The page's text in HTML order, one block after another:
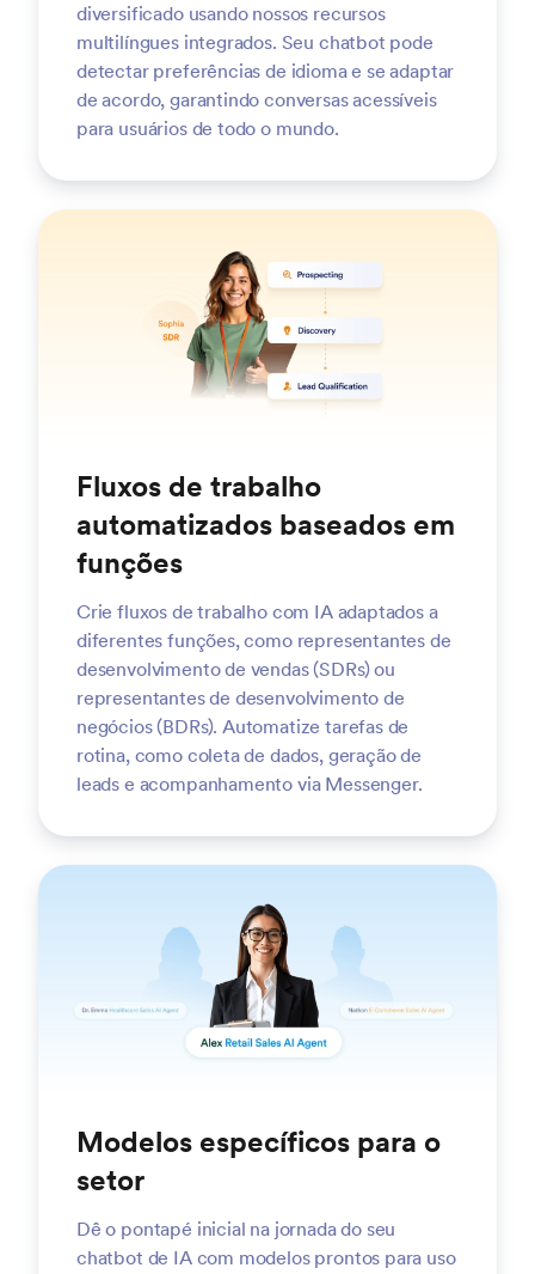
diversificado usando nossos recursos
multilíngues integrados. Seu chatbot pode
detectar preferências de idioma e se adaptar
de acordo, garantindo conversas acessíveis
para usuários de todo o mundo.
Fluxos de trabalho
automatizados baseados em
funções
Crie fluxos de trabalho com IA adaptados a
diferentes funções, como representantes de
desenvolvimento de vendas (SDRs) ou
representantes de desenvolvimento de
negócios (BDRs). Automatize tarefas de
rotina, como coleta de dados, geração de
leads e acompanhamento via Messenger.
Modelos específicos para o
setor
Dê o pontapé inicial na jornada do seu
chatbot de IA com modelos prontos para uso